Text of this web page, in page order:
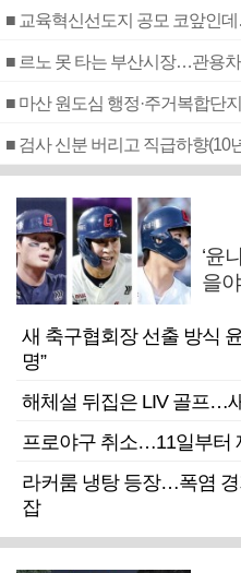
■ 교육혁신선도지 공모 코앞인데
■ 르노 못 타는 부산시장…관용
■ 마산 원도심 행정·주거복합단
‘윤
을
새 축구협회장 선출 방식
명”
해체설 뒤집은 LIV 골프…
프로야구 취소…11일부터
라커룸 냉탕 등장…폭염
잡